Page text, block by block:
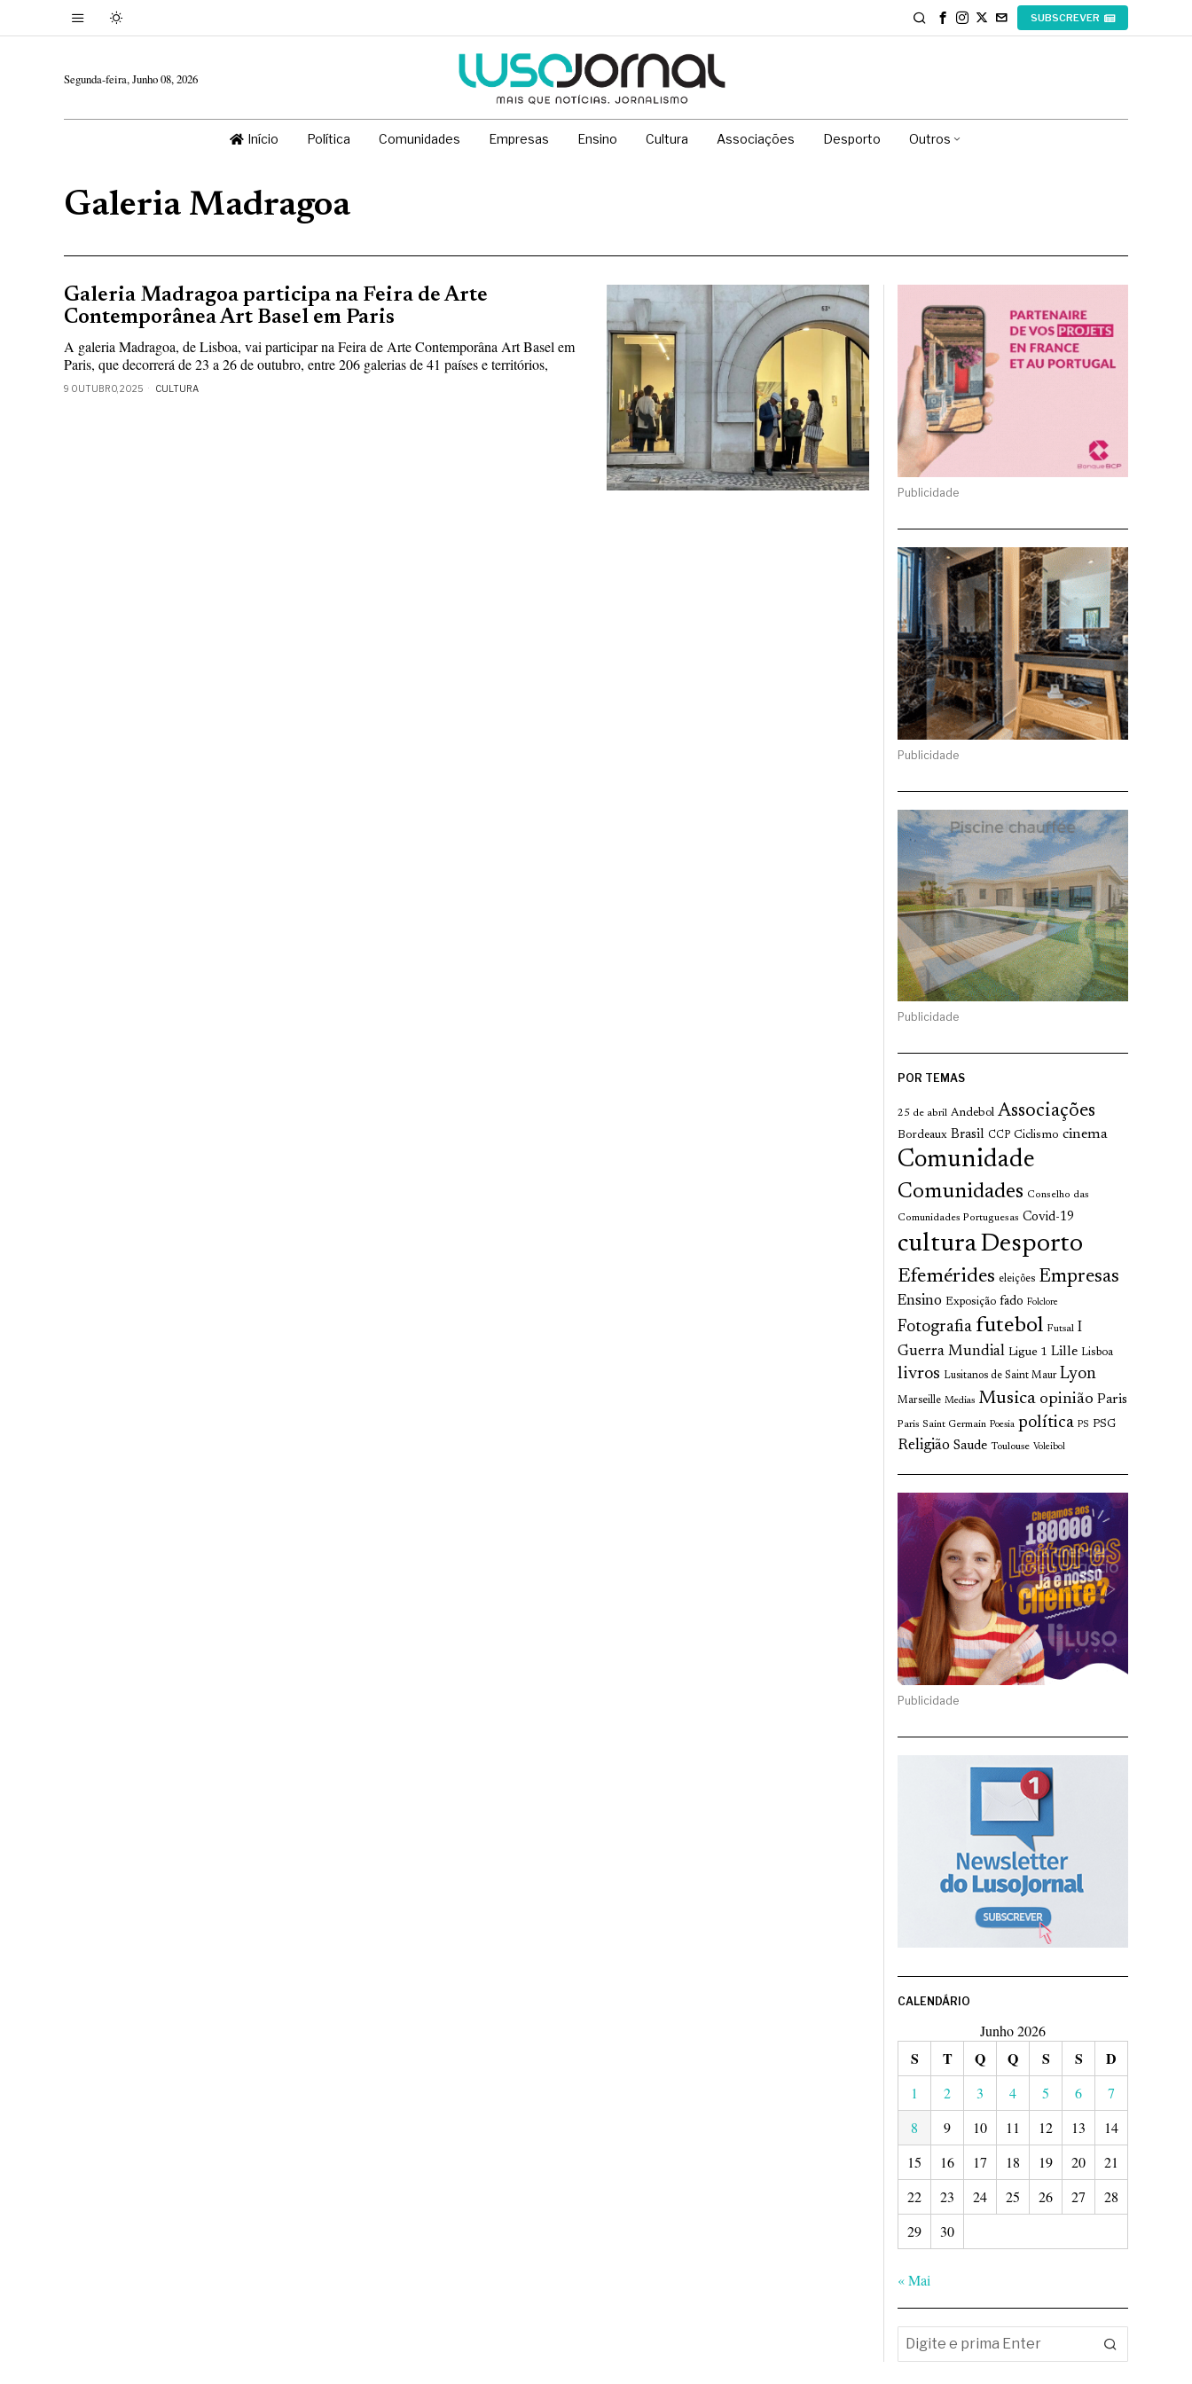
SUBSCREVER
Segunda-feira, Junho 08, 2026
Início Política Comunidades Empresas Ensino Cultura Associações Desporto Outros
Galeria Madragoa
Galeria Madragoa participa na Feira de Arte
Contemporânea Art Basel em Paris
A galeria Madragoa, de Lisboa, vai participar na Feira de Arte Contemporâna Art Basel em
Paris, que decorrerá de 23 a 26 de outubro, entre 206 galerias de 41 países e territórios,
9 OUTUBRO, 2025 CULTURA
Publicidade
Publicidade
Publicidade
POR TEMAS
25 de abril Andebol Associações
Bordeaux Brasil CCP Ciclismo cinema
Comunidade
Comunidades Conselho das
Comunidades Portuguesas Covid-19
culturaDesporto
Efemérides eleições Empresas
Ensino Exposição fado Folclore
Fotografia futebol Futsal I
Guerra Mundial Ligue 1 Lille Lisboa
livros Lusitanos de Saint Maur Lyon
Marseille Medias Musica opinião Paris
Paris Saint Germain Poesia política PS PSG
Religião Saude Toulouse Voleibol
Publicidade
CALENDÁRIO
Junho 2026
S T Q Q S S D
1 2 3 4 5 6
7
8
9 10 11 12 13
14
15
16 17 18 19 20
21
22
23 24 25 26 27
28
29
30
« Mai